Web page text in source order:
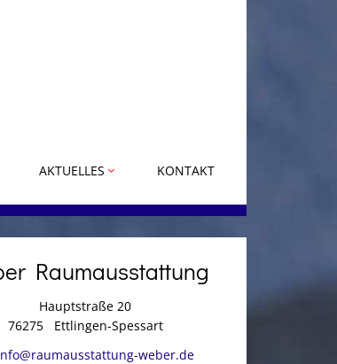
AKTUELLES KONTAKT
Raumausstattung
Hauptstraße 20
76275
Ettlingen-Spessart
weber.de